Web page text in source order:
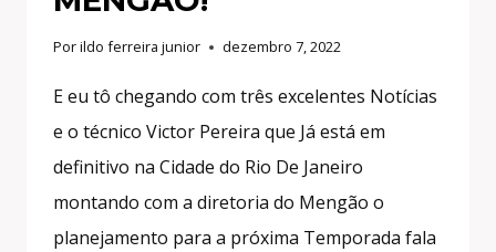
Porildo ferreira junior dezembro 7, 2022
E eu tô chegando com três excelentes Notícias
e o técnico Victor Pereira que Já está em
definitivo na Cidade do Rio De Janeiro
montando com a diretoria do Mengão o
planejamento para a próxima Temporada fala